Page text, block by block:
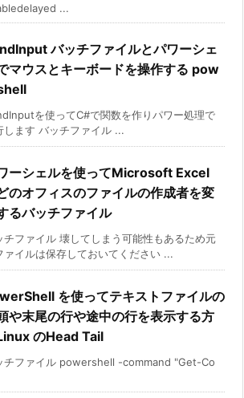
...
バッチファイルとパワーシェ
マウスとキーボードを操作する pow
を使ってC#で関数を作りパワー処理で
します バッチファイル ...
ーシェルを使ってMicrosoft Excel
のオフィスのファイルの作成者を変
るバッチファイル
チファイル 壊してしまう可能性もあるため元
ァイルは保存しておいてください ...
を使ってテキストファイルの
や末尾の行や途中の行を表示する方
のHead Tail
チファイル powershell -command "Get-Co